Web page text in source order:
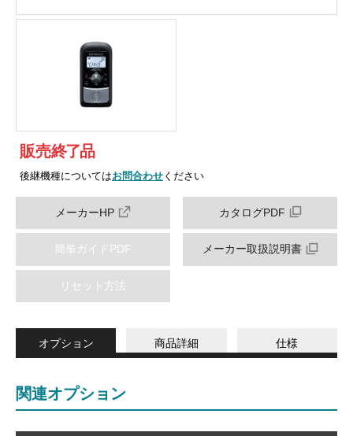
販売終了品
後継機種についてはお問合わせ ください
メーカーHP カタログPDF
簡単ガイドPDF メーカー取扱説明書
リセット方法
オプション 商品詳細 仕様
関連オプション